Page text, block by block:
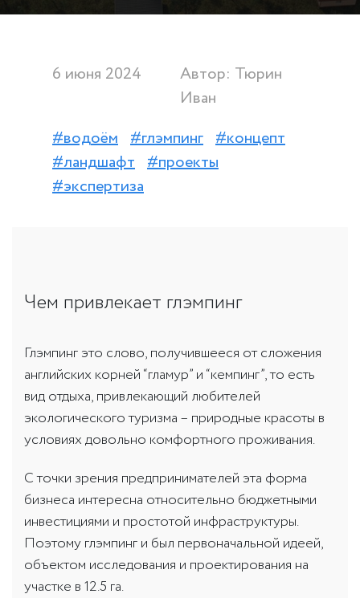
6 июня 2024
Автор: Тюрин
Иван
#водоём #глэмпинг #концепт
#ландшафт #проекты
#экспертиза
Чем привлекает глэмпинг
Глэмпинг это слово, получившееся от сложения
английских корней “гламур” и “кемпинг”, то есть
вид отдыха, привлекающий любителей
экологического туризма – природные красоты в
условиях довольно комфортного проживания.
С точки зрения предпринимателей эта форма
бизнеса интересна относительно бюджетными
инвестициями и простотой инфраструктуры.
Поэтому глэмпинг и был первоначальной идеей,
объектом исследования и проектирования на
участке в 12.5 га.